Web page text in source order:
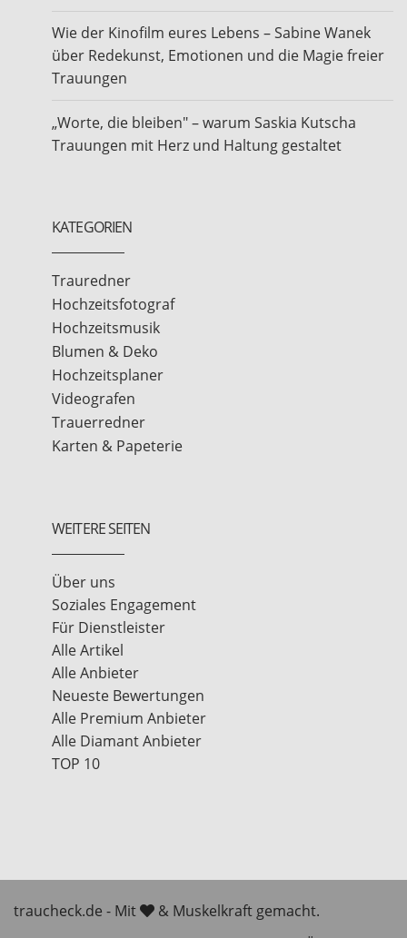
Wie der Kinofilm eures Lebens – Sabine Wanek
über Redekunst, Emotionen und die Magie freier
Trauungen
„Worte, die bleiben" – warum Saskia Kutscha
Trauungen mit Herz und Haltung gestaltet
KATEGORIEN
Trauredner
Hochzeitsfotograf
Hochzeitsmusik
Blumen & Deko
Hochzeitsplaner
Videografen
Trauerredner
Karten & Papeterie
WEITERE SEITEN
Über uns
Soziales Engagement
Für Dienstleister
Alle Artikel
Alle Anbieter
Neueste Bewertungen
Alle Premium Anbieter
Alle Diamant Anbieter
TOP 10
traucheck.de - Mit
& Muskelkraft gemacht.